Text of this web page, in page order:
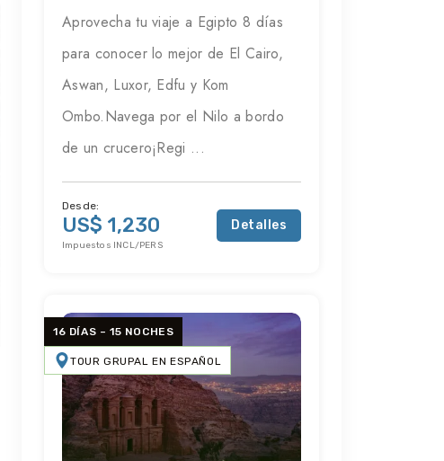
Aprovecha tu viaje a Egipto 8 días
para conocer lo mejor de El Cairo,
Aswan, Luxor, Edfu y Kom
Ombo.Navega por el Nilo a bordo
de un crucero¡Regi ...
Desde:
US$ 1,230
Impuestos INCL/PERS
Detalles
16 DÍAS – 15 NOCHES
TOUR GRUPAL EN ESPAÑOL